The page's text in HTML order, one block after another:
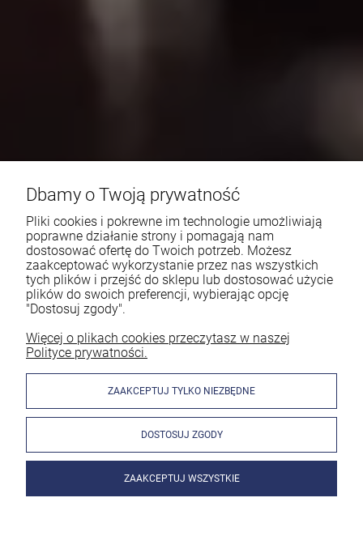
Dbamy o Twoją prywatność
Pliki cookies i pokrewne im technologie umożliwiają
poprawne działanie strony i pomagają nam
dostosować ofertę do Twoich potrzeb. Możesz
zaakceptować wykorzystanie przez nas wszystkich
tych plików i przejść do sklepu lub dostosować użycie
plików do swoich preferencji, wybierając opcję
"Dostosuj zgody".
Więcej o plikach cookies przeczytasz w naszej
Polityce prywatności.
ZAAKCEPTUJ TYLKO NIEZBĘDNE
DOSTOSUJ ZGODY
ZAAKCEPTUJ WSZYSTKIE